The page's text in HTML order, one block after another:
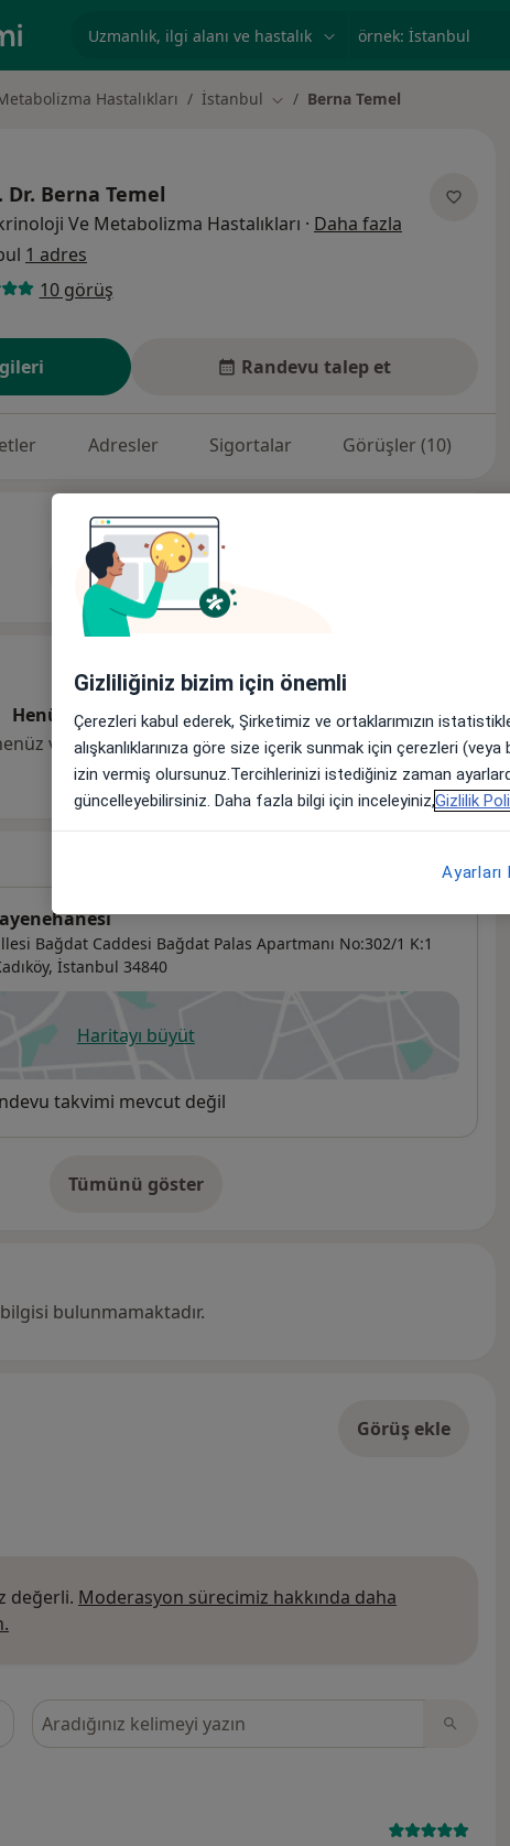
örnek: İstanbul
Hastalıkları İstanbul Şehir değiştir
Berna Temel
Dr. Berna Temel
Ve Metabolizma Hastalıkları · Daha fazla
1 adres
10 görüş
Randevu talep et
Adresler Sigortalar Görüşler (10)
Tümünü gösterdeneyim hakkında
Henüz bir hizmet eklenmedi
verdiği hizmetlere dair bir bilgi girişi yapmadı.
Bağdat Caddesi Bağdat Palas Apartmanı No:302/1 K:1
, İstanbul 34840
Haritayı büyüt
yeni bir sekmede açılır
takvimi mevcut değil
Tümünü göster
adres hakkında
bulunmamaktadır.
Görüş ekle
değerli. Moderasyon sürecimiz hakkında daha
Görüşler içerisinde ara
Gizliliğiniz bizim için önemli
Çerezleri kabul ederek, Şirketimiz ve ortaklarımızın
alışkanlıklarınıza göre size içerik sunmak için çerezleri
izin vermiş olursunuz.Tercihlerinizi istediğiniz zaman
güncelleyebilirsiniz. Daha fazla bilgi için inceleyiniz,Gizlilik
Ayarları